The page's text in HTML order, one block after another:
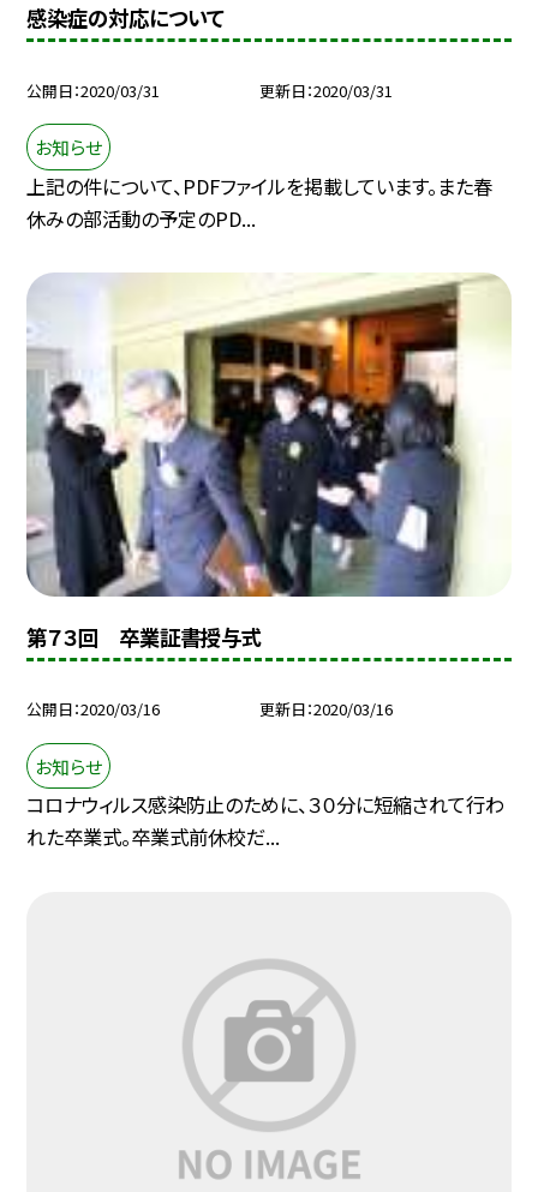
感染症の対応について
公開日 2020/03/31 更新日 2020/03/31
お知らせ
上記の件について、PDFファイルを掲載しています。また春
休みの部活動の予定のPD...
第７３回 卒業証書授与式
公開日 2020/03/16 更新日 2020/03/16
お知らせ
コロナウィルス感染防止のために、３０分に短縮されて行わ
れた卒業式。卒業式前休校だ...